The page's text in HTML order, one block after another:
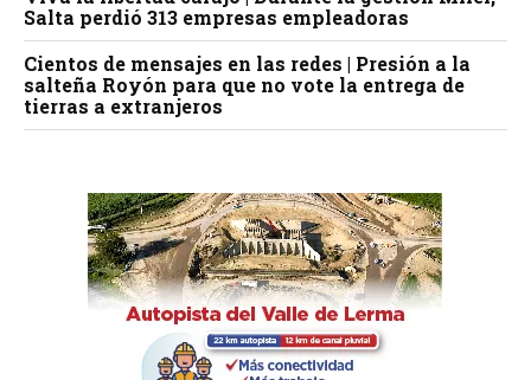
Salta perdió 313 empresas empleadoras
Cientos de mensajes en las redes | Presión a la
salteña Royón para que no vote la entrega de
tierras a extranjeros